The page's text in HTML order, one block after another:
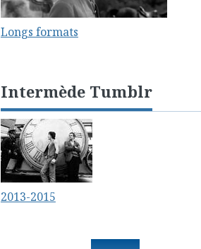
Longs formats
Intermède Tumblr
2013-2015